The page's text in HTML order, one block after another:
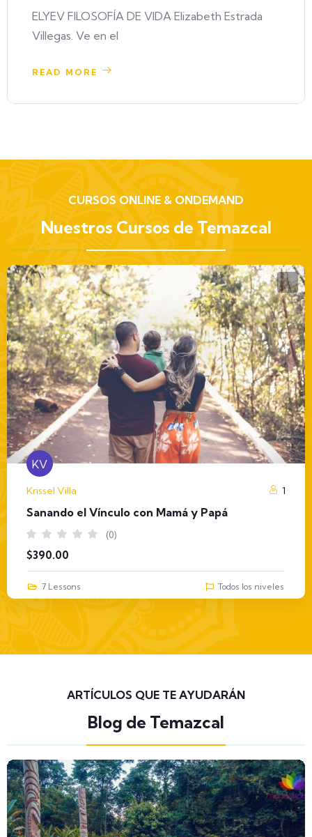
ELYEV FILOSOFÍA DE VIDA Elizabeth Estrada
Villegas. Ve en el
READ MORE
CURSOS ONLINE & ONDEMAND
Nuestros Cursos de Temazcal
KV
Krissel Villa 1
Sanando el Vínculo con Mamá y Papá
(0)
$390.00
7 Lessons Todos los niveles
ARTÍCULOS QUE TE AYUDARÁN
Blog de Temazcal